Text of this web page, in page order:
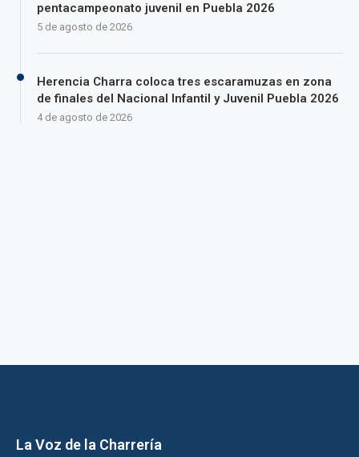
pentacampeonato juvenil en Puebla 2026
5 de agosto de 2026
Herencia Charra coloca tres escaramuzas en zona
de finales del Nacional Infantil y Juvenil Puebla 2026
4 de agosto de 2026
La Voz de la Charrería